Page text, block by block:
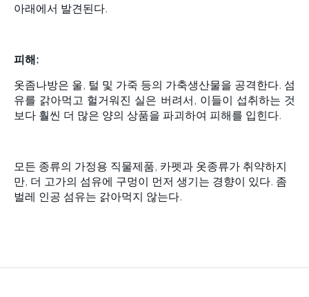
아래에서 발견된다.
피해:
옷좀나방은 울, 털 및 가죽 등의 가축생산물을 공격한다. 섬
유를 갉아먹고 헐거워진 실은 버려서, 이들이 섭취하는 것
보다 훨씬 더 많은 양의 상품을 파괴하여 피해를 입힌다.
모든 종류의 가정용 직물제품, 카펫과 옷종류가 취약하지
만, 더 고가의 섬유에 구멍이 먼저 생기는 경향이 있다. 좀
벌레 인공 섬유는 갉아먹지 않는다.